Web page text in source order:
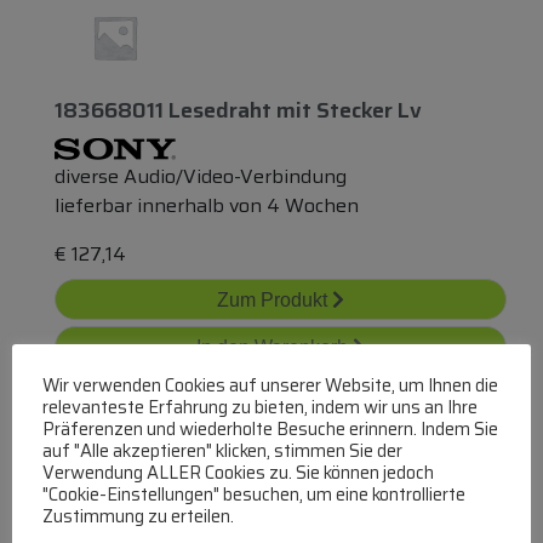
183668011 Lesedraht mit Stecker Lv
diverse Audio/Video-Verbindung
lieferbar innerhalb von 4 Wochen
€ 127,14
Zum Produkt
In den Warenkorb
Wir verwenden Cookies auf unserer Website, um Ihnen die
relevanteste Erfahrung zu bieten, indem wir uns an Ihre
Präferenzen und wiederholte Besuche erinnern. Indem Sie
auf "Alle akzeptieren" klicken, stimmen Sie der
Verwendung ALLER Cookies zu. Sie können jedoch
"Cookie-Einstellungen" besuchen, um eine kontrollierte
Zustimmung zu erteilen.